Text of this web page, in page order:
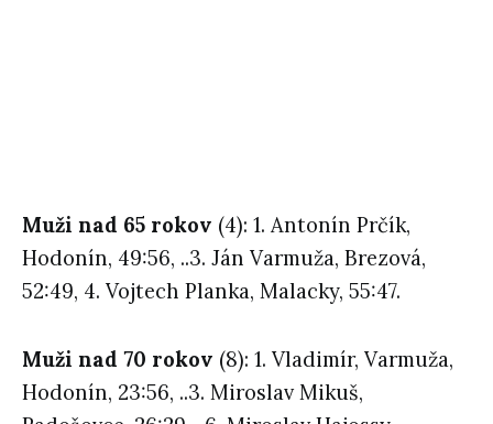
Muži nad 65 rokov (4): 1. Antonín Prčík,
Hodonín, 49:56, ..3. Ján Varmuža, Brezová,
52:49, 4. Vojtech Planka, Malacky, 55:47.
Muži nad 70 rokov (8): 1. Vladimír, Varmuža,
Hodonín, 23:56, ..3. Miroslav Mikuš,